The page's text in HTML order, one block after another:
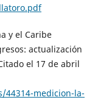
y el Caribe
actualización
el 17 de abril
medicion-la-